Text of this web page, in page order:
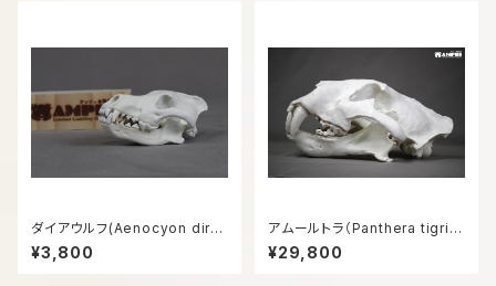
ダイアウルフ(Aenocyon diru
s) 復元頭骨模型8㎝サイズ
¥3,800
アムールトラ（Panthera tigris
altaica）等倍頭骨模型
¥29,800